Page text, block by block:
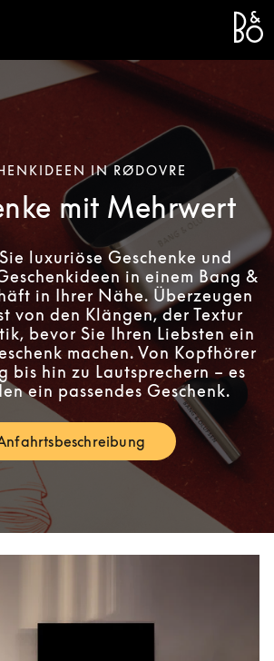
IN RØDOVRE
mit Mehrwert
luxuriöse Geschenke und
in einem Bang &
in Ihrer Nähe. Überzeugen
von den Klängen, der Textur
bevor Sie Ihren Liebsten ein
machen. Von Kopfhörer
bis hin zu Lautsprechern – es
ein passendes Geschenk.
Link Opens in New Tab